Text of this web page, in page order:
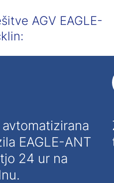
AGV EAGLE-
EAGLE-ANT
24 ur na